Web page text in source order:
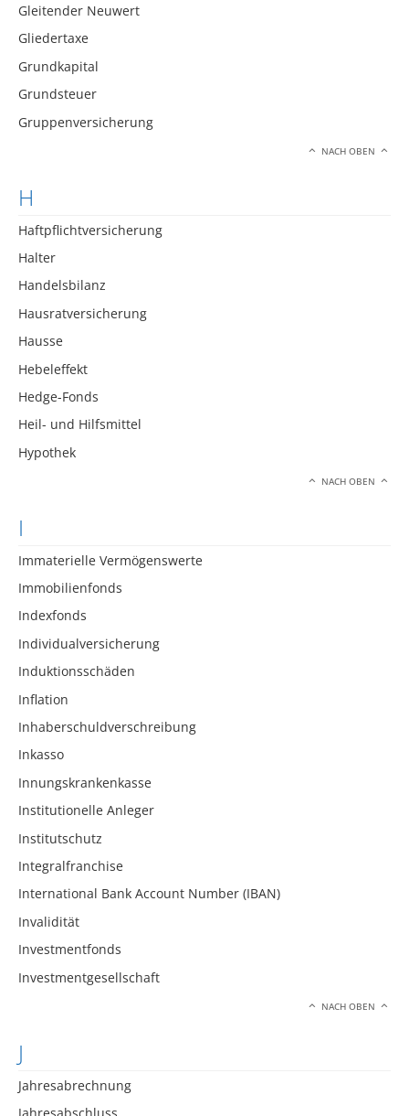
Gleitender Neuwert
Gliedertaxe
Grundkapital
Grundsteuer
Gruppenversicherung
NACH OBEN
H
Haftpflichtversicherung
Halter
Handelsbilanz
Hausratversicherung
Hausse
Hebeleffekt
Hedge-Fonds
Heil- und Hilfsmittel
Hypothek
NACH OBEN
I
Immaterielle Vermögenswerte
Immobilienfonds
Indexfonds
Individualversicherung
Induktionsschäden
Inflation
Inhaberschuldverschreibung
Inkasso
Innungskrankenkasse
Institutionelle Anleger
Institutschutz
Integralfranchise
International Bank Account Number (IBAN)
Invalidität
Investmentfonds
Investmentgesellschaft
NACH OBEN
J
Jahresabrechnung